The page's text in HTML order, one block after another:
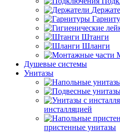
Штанги
Шланги
Душевые системы
Унитазы
инсталляцией
пристенные унитазы